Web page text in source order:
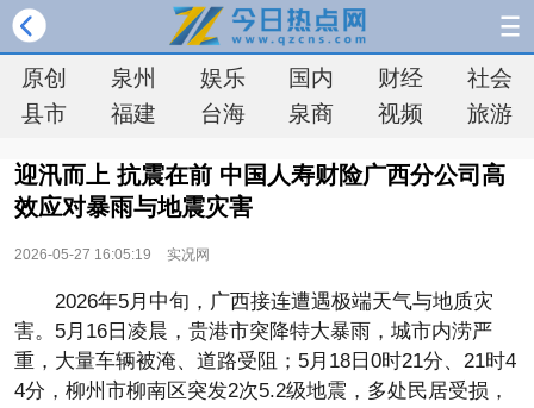
原创 泉州 娱乐 国内 财经
社会
县市
福建 台海 泉商 视频 旅游
迎汛而上 抗震在前 中国人寿财险广西分公司高
效应对暴雨与地震灾害
2026-05-27 16:05:19 实况网
2026年5月中旬，广西接连遭遇极端天气与地质灾
害。5月16日凌晨，贵港市突降特大暴雨，城市内涝严
重，大量车辆被淹、道路受阻；5月18日0时21分、21时4
4分，柳州市柳南区突发2次5.2级地震，多处民居受损，